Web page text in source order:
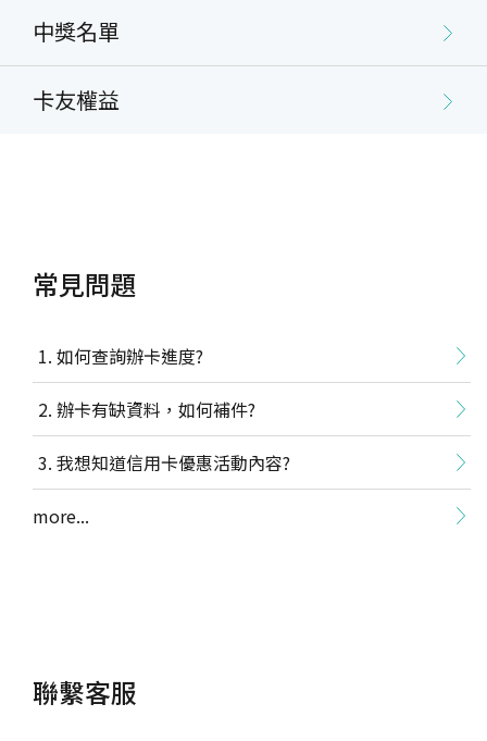
中獎名單
卡友權益
常見問題
如何查詢辦卡進度?
辦卡有缺資料，如何補件?
我想知道信用卡優惠活動內容?
more...
聯繫客服